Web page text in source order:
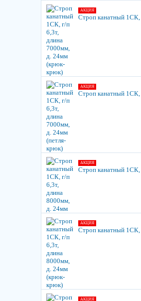
АКЦИЯ
Строп канатный
АКЦИЯ
Строп канатный 1СК,
АКЦИЯ
Строп канатный 1СК,
АКЦИЯ
Строп канатный
АКЦИЯ